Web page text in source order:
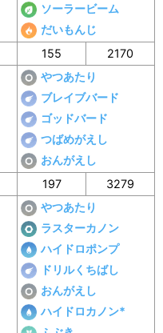
ソーラービーム
だいもんじ
155 2170
やつあたり
ブレイブバード
ゴッドバード
つばめがえし
おんがえし
197 3279
やつあたり
ラスターカノン
ハイドロポンプ
ドリルくちばし
おんがえし
ハイドロカノン*